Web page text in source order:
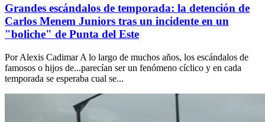
Grandes escándalos de temporada: la detención de
Carlos Menem Juniors tras un incidente en un
"boliche" de Punta del Este
Por Alexis Cadimar A lo largo de muchos años, los escándalos de
famosos o hijos de...parecían ser un fenómeno cíclico y en cada
temporada se esperaba cual se...